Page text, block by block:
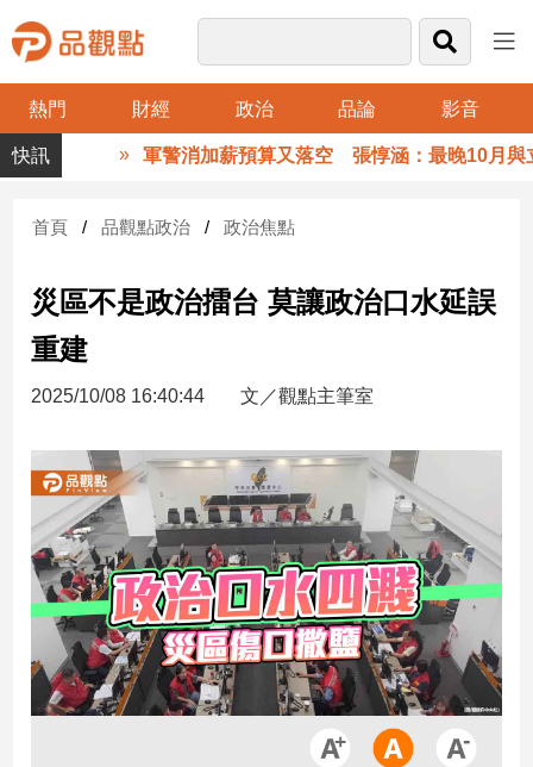
熱門 財經 政治 品論 影音
品
觀
財
台
財
新
產
經/
股
市
房
地
品
軍警消加薪預算又落空 張惇涵：最晚10月與立法
首頁 品觀點政治 政治焦點
災區不是政治擂台 莫讓政治口水延誤
重建
2025/10/08 16:40:44 文／觀點主筆室